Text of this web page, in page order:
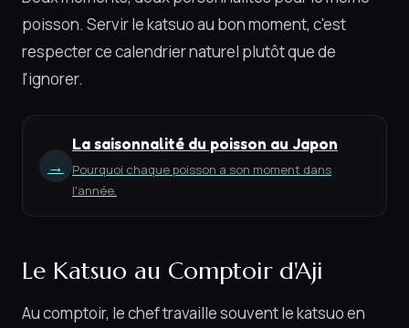
poisson. Servir le katsuo au bon moment, c'est
respecter ce calendrier naturel plutôt que de
l'ignorer.
→
La saisonnalité du poisson au Japon
Pourquoi chaque poisson a son moment dans
l'année.
Le Katsuo au Comptoir d'Aji
Au comptoir, le chef travaille souvent le katsuo en